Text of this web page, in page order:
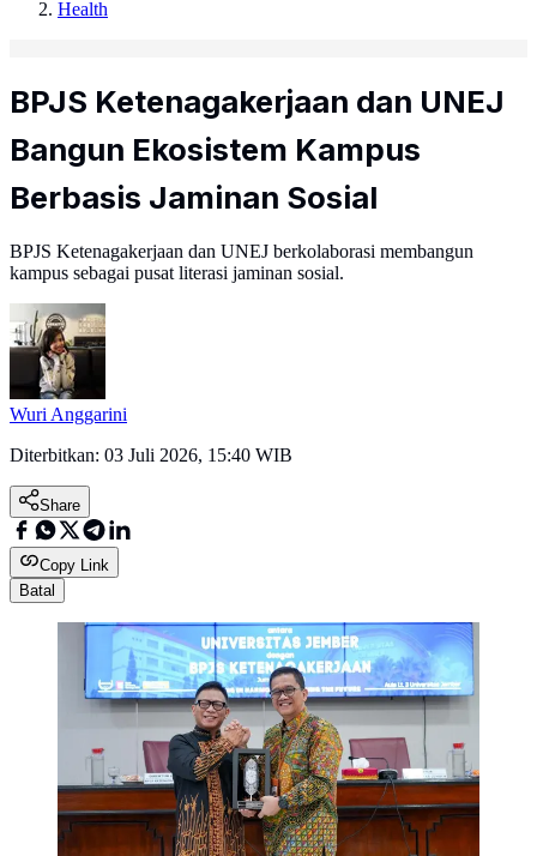
Health
BPJS Ketenagakerjaan dan UNEJ
Bangun Ekosistem Kampus
Berbasis Jaminan Sosial
BPJS Ketenagakerjaan dan UNEJ berkolaborasi membangun
kampus sebagai pusat literasi jaminan sosial.
Wuri Anggarini
Diterbitkan: 03 Juli 2026, 15:40 WIB
Share
Copy Link
Batal